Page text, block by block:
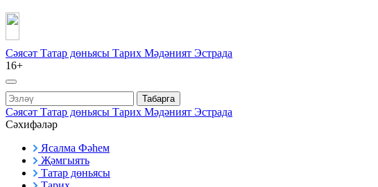
Сәясәт Татар дөньясы Тарих Мәдәният Эстрада
16+
Табарга
Сәясәт Татар дөньясы Тарих Мәдәният Эстрада
Сәхифәләр
Ясалма Фәһем
Җәмгыять
Татар дөньясы